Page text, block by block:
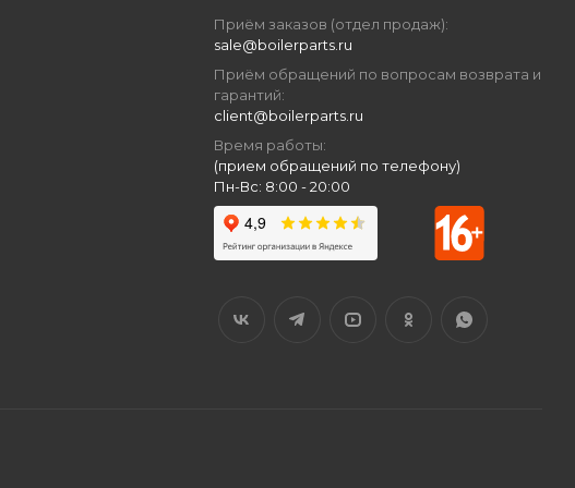
Приём заказов (отдел продаж):
sale@boilerparts.ru
Приём обращений по вопросам возврата и
гарантий:
client@boilerparts.ru
Время работы:
(прием обращений по телефону)
Пн-Вс: 8:00 - 20:00